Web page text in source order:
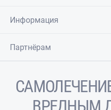
Информация
Партнёрам
ВРЕДНЫМ